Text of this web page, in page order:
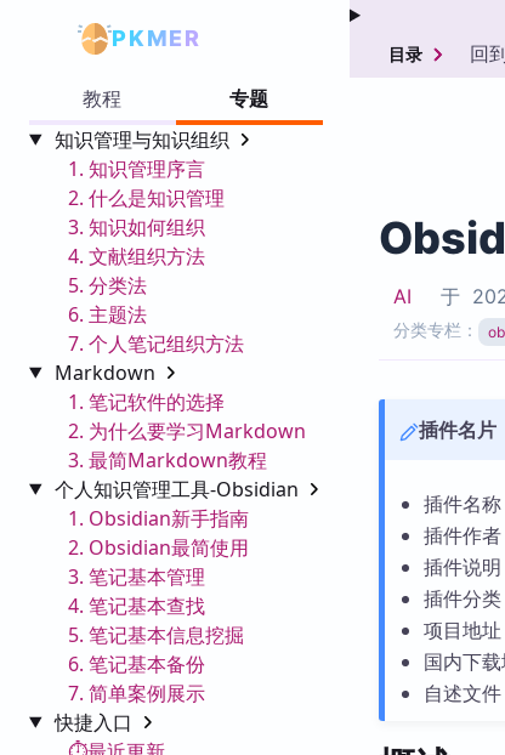
PKMER
教程
专题
知识管理与知识组织
1. 知识管理序言
2. 什么是知识管理
3. 知识如何组织
4. 文献组织方法
5. 分类法
6. 主题法
7. 个人笔记组织方法
Markdown
1. 笔记软件的选择
2. 为什么要学习Markdown
3. 最简Markdown教程
个人知识管理工具-Obsidian
1. Obsidian新手指南
2. Obsidian最简使用
3. 笔记基本管理
4. 笔记基本查找
5. 笔记基本信息挖掘
6. 笔记基本备份
7. 简单案例展示
快捷入口
目录 回
AI 于
分类专栏：
插件名片
插件名
插件作
插件说
插件分类
项目地址
国内下载
自述文件